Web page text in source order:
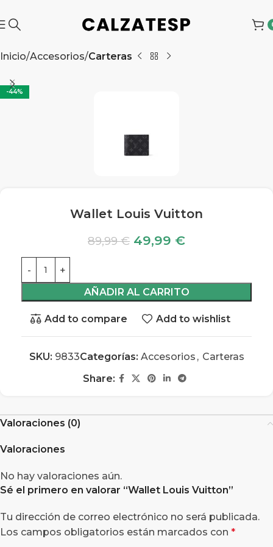
Inicio Accesorios Carteras
-44%
Wallet Louis Vuitton
89,99€ 49,99 €
AÑADIR AL CARRITO
Add to compare Add to wishlist
SKU: 9833Categorías: Accesorios , Carteras
Share:
Valoraciones (0)
Valoraciones
No hay valoraciones aún.
Sé el primero en valorar “Wallet Louis Vuitton”
Tu dirección de correo electrónico no será publicada.
Los campos obligatorios están marcados con *